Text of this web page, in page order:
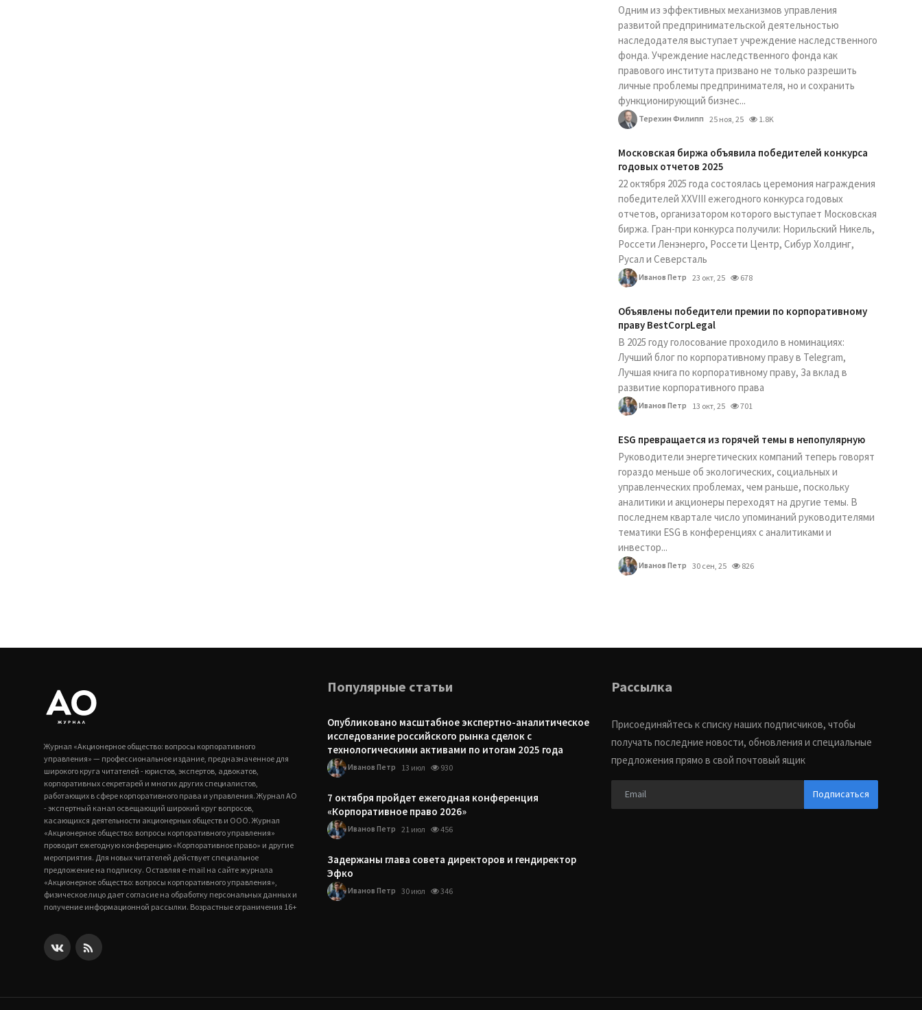
Одним из эффективных механизмов управления
развитой предпринимательской деятельностью
наследодателя выступает учреждение наследственного
фонда. Учреждение наследственного фонда как
правового института призвано не только разрешить
личные проблемы предпринимателя, но и сохранить
функционирующий бизнес...
Терехин Филипп 25 ноя, 25 1.8K
Московская биржа объявила победителей конкурса
годовых отчетов 2025
22 октября 2025 года состоялась церемония награждения
победителей XXVIII ежегодного конкурса годовых
отчетов, организатором которого выступает Московская
биржа. Гран-при конкурса получили: Норильский Никель,
Россети Ленэнерго, Россети Центр, Сибур Холдинг,
Русал и Северсталь
Иванов Петр 23 окт, 25 678
Объявлены победители премии по корпоративному
праву BestCorpLegal
В 2025 году голосование проходило в номинациях:
Лучший блог по корпоративному праву в Telegram,
Лучшая книга по корпоративному праву, За вклад в
развитие корпоративного права
Иванов Петр 13 окт, 25 701
ESG превращается из горячей темы в непопулярную
Руководители энергетических компаний теперь говорят
гораздо меньше об экологических, социальных и
управленческих проблемах, чем раньше, поскольку
аналитики и акционеры переходят на другие темы. В
последнем квартале число упоминаний руководителями
тематики ESG в конференциях с аналитиками и
инвестор...
Иванов Петр 30 сен, 25 826
Журнал «Акционерное общество: вопросы корпоративного
управления» — профессиональное издание, предназначенное для
широкого круга читателей - юристов, экспертов, адвокатов,
корпоративных секретарей и многих других специалистов,
работающих в сфере корпоративного права и управления. Журнал АО
- экспертный канал освещающий широкий круг вопросов,
касающихся деятельности акционерных обществ и ООО. Журнал
«Акционерное общество: вопросы корпоративного управления»
проводит ежегодную конференцию «Корпоративное право» и другие
мероприятия. Для новых читателей действует специальное
предложение на подписку. Оставляя e-mail на сайте журнала
«Акционерное общество: вопросы корпоративного управления»,
физическое лицо дает согласие на обработку персональных данных и
получение информационной рассылки. Возрастные ограничения 16+
Популярные статьи
Опубликовано масштабное экспертно-аналитическое
исследование российского рынка сделок с
технологическими активами по итогам 2025 года
Иванов Петр 13 июл 930
7 октября пройдет ежегодная конференция
«Корпоративное право 2026»
Иванов Петр 21 июл 456
Задержаны глава совета директоров и гендиректор
Эфко
Иванов Петр 30 июл 346
Рассылка
Присоединяйтесь к списку наших подписчиков, чтобы
получать последние новости, обновления и специальные
предложения прямо в свой почтовый ящик
Подписаться